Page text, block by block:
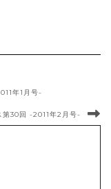
年1月号-
第30回 -2011年2月号-